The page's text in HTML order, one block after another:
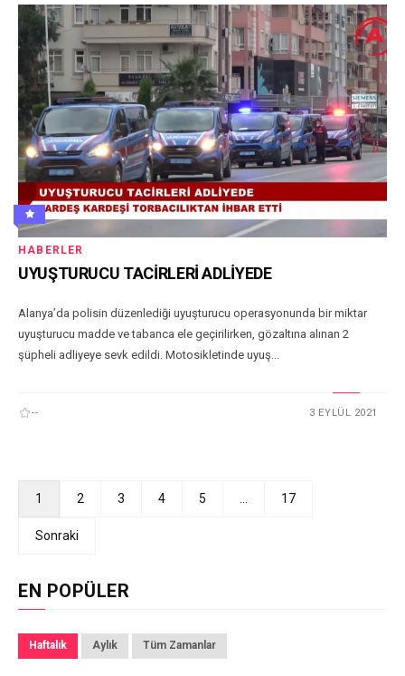
HABERLER
UYUŞTURUCU TACİRLERİ ADLİYEDE
Alanya’da polisin düzenlediği uyuşturucu operasyonunda bir miktar
uyuşturucu madde ve tabanca ele geçirilirken, gözaltına alınan 2
şüpheli adliyeye sevk edildi. Motosikletinde uyuş...
-- 3 EYLÜL 2021
1 2 3 4 5 … 17
Sonraki
EN POPÜLER
Haftalık Aylık Tüm Zamanlar